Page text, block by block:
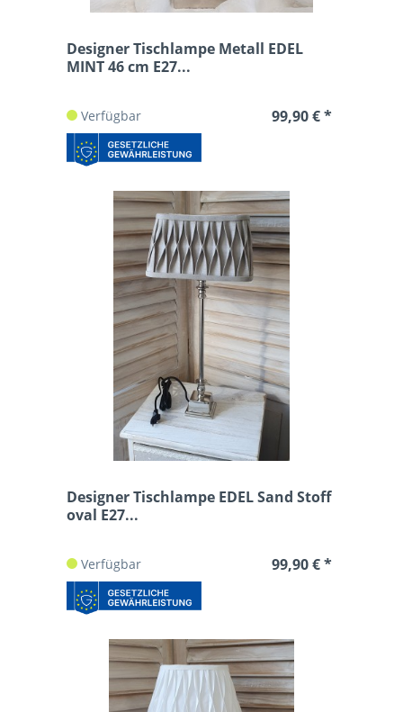
Designer Tischlampe Metall EDEL
MINT 46 cm E27...
Verfügbar 99,90 € *
Designer Tischlampe EDEL Sand Stoff
oval E27...
Verfügbar 99,90 € *